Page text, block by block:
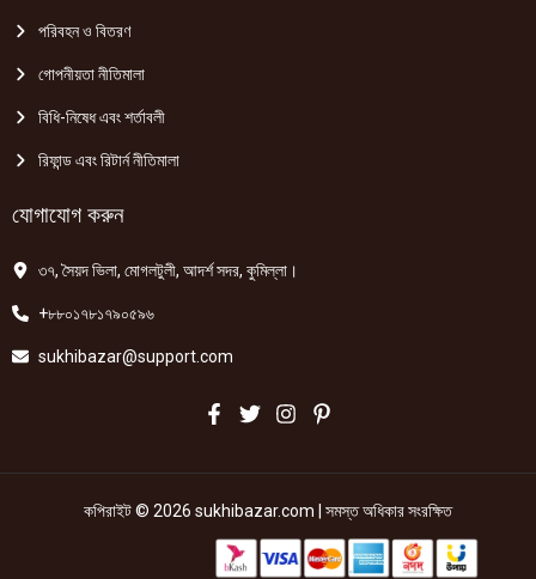
পরিবহন ও বিতরণ
গোপনীয়তা নীতিমালা
বিধি-নিষেধ এবং শর্তাবলী
রিফান্ড এবং রিটার্ন নীতিমালা
যোগাযোগ করুন
৩৭, সৈয়দ ভিলা, মোগলটুলী, আদর্শ সদর, কুমিল্লা।
+৮৮০১৭৮১৭৯০৫৯৬
sukhibazar@support.com
কপিরাইট © 2026 sukhibazar.com | সমস্ত অধিকার সংরক্ষিত